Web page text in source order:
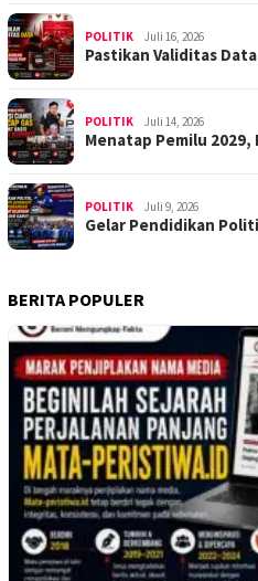
POLITIK Juli 16, 2026
Pastikan Validitas
POLITIK Juli 14, 2026
Menatap Pemilu 2029,
POLITIK Juli 9, 2026
Gelar Pendidikan
BERITA POPULER